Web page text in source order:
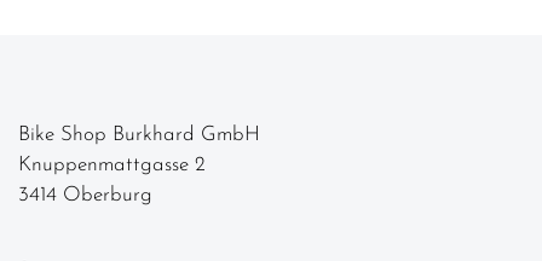
Bike Shop Burkhard GmbH
Knuppenmattgasse 2
3414 Oberburg